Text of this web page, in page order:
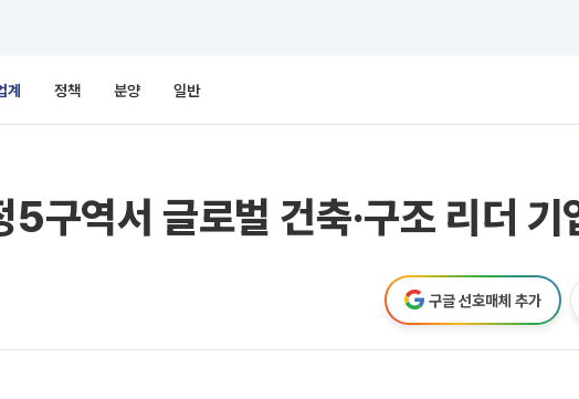
계 정책 분양 일반
구역서 글로벌 건축·구조 리더 기
구글 선호매체 추가